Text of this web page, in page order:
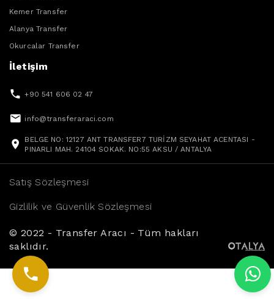
Kemer Transfer
Alanya Transfer
Okurcalar Transfer
İletişim
+90 541 606 02 47
info@transferaraci.com
BELGE NO: 12127 ANT TRANSFER7 TURİZM SEYAHAT ACENTASI -
PINARLI MAH. 24104 SOKAK. NO:55 AKSU / ANTALYA
© 2022 - Transfer Aracı - Tüm hakları
saklıdır.
Gizlilik ve Güvenlik Sözleşmesi
Satış Sözleşmesi